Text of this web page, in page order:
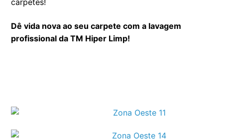
carpetes!
Dê vida nova ao seu carpete com a lavagem
profissional da TM Hiper Limp!